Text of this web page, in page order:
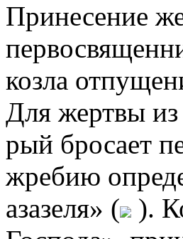
Принесение
козла
Для жертвы из
рый бросает
жребию
азазеля» (
).